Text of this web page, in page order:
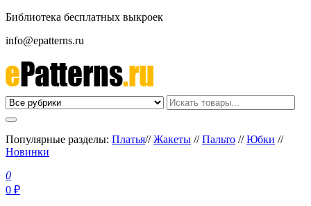
Библиотека бесплатных выкроек
info@epatterns.ru
Бесплатные выкройки скачать
Бесплатные выкройки
Популярные разделы: Платья//Жакеты //Пальто //Юбки //
Новинки
0
0 ₽